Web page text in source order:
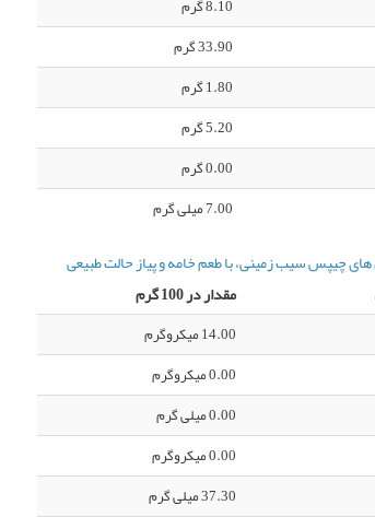
8.10 گرم
33.90 گرم
1.80 گرم
5.20 گرم
0.00 گرم
7.00 میلی گرم
های چیپس سیب زمینی، با طعم خامه و پیاز حالت طبیعی
مقدار در 100 گرم
14.00 میکروگرم
0.00 میکروگرم
0.00 میلی گرم
0.00 میکروگرم
37.30 میلی گرم